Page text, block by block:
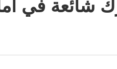
شائعة في